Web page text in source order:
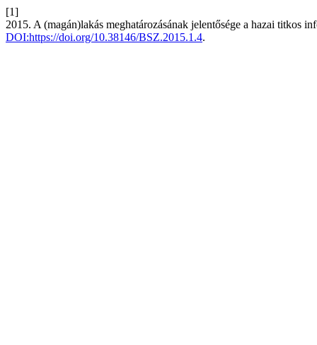
[1]
2015. A (magán)lakás meghatározásának jelentősége a hazai titkos
DOI:https://doi.org/10.38146/BSZ.2015.1.4.